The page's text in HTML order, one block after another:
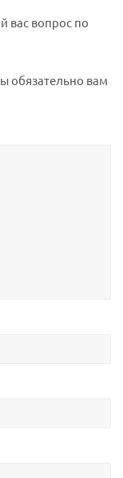
вас вопрос по
обязательно вам